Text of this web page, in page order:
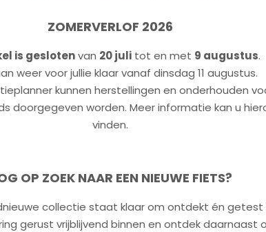
diploma en jaren ervaring niet. Bijscholingen
nieuwigheden.
onderhouden of hersteld. Er wordt
een afspraak te maken. Zo ben jij je fiets
vlot blijven tussen nemen. Een
sturen naar
info@minnesport.be
. Vermeld
links van de winkelingang.
de openingsuren terecht. Directe
beperkt).
ZOMERVERLOF 2026
is geslotenvan 20 julitot en met 9 augustus.
weer voor jullie klaar vanaf dinsdag 11 augustus.
kunnen herstellingen en onderhouden
doorgegeven worden. Meer informatie kan u
vinden.
OP ZOEK NAAR EEN NIEUWE FIETS?
collectie staat klaar om ontdekt én
gerust vrijblijvend binnen en ontdek daarnaast